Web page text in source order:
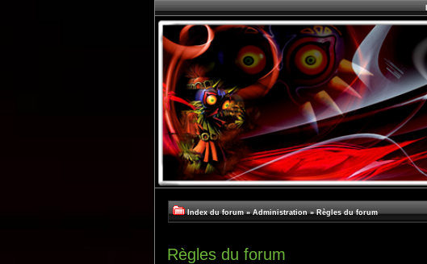
Index du forum » Administration » Règles du forum
Règles du forum